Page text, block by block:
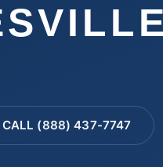
CALL (888) 437-7747